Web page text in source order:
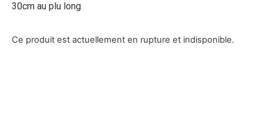
30cm au plu long
Ce produit est actuellement en rupture et indisponible.